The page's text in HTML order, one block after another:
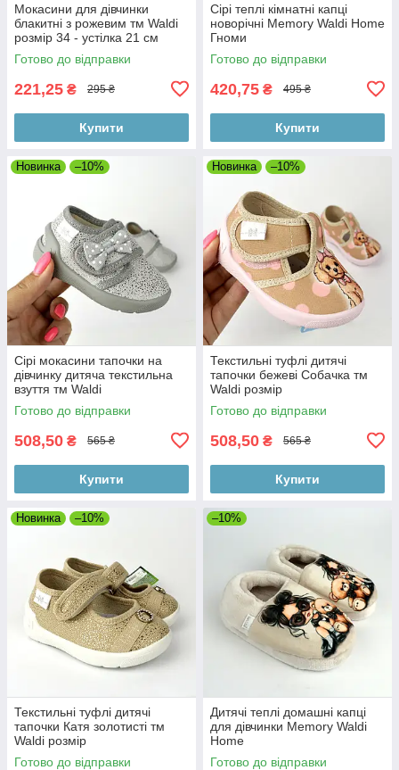
Мокасини для дівчинки
блакитні з рожевим тм Waldi
розмір 34 - устілка 21 см
Готово до відправки
221,25 ₴ 295 ₴
Купити
Сірі теплі кімнатні капці
новорічні Memory Waldi Home
Гноми
Готово до відправки
420,75 ₴ 495 ₴
Купити
Новинка –10%
Сірі мокасини тапочки на
дівчинку дитяча текстильна
взуття тм Waldi
Готово до відправки
508,50 ₴ 565 ₴
Купити
Новинка –10%
Текстильні туфлі дитячі
тапочки бежеві Собачка тм
Waldi розмір
Готово до відправки
508,50 ₴ 565 ₴
Купити
Новинка –10%
Текстильні туфлі дитячі
тапочки Катя золотисті тм
Waldi розмір
Готово до відправки
–10%
Дитячі теплі домашні капці
для дівчинки Memory Waldi
Home
Готово до відправки